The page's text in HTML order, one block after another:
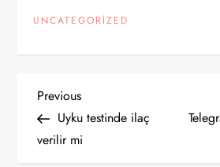
UNCATEGORIZED
Y
a
Previous
Post
Previous
Uyku testinde ilaç
verilir mi